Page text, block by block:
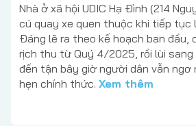
Nhà ở xã hội UDIC Hạ Đình (214
cú quay xe quen thuộc khi tiếp tục
Đáng lẽ ra theo kế hoạch ban đầu,
rịch thu từ Quý 4/2025, rồi lùi sang
đến tận bây giờ người dân vẫn ngơ
hẹn chính thức. Xem thêm